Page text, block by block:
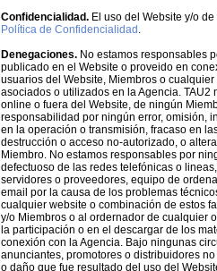
Confidencialidad. El uso del Website y/o
Política de Confidencialidad .
Denegaciones. No estamos responsables
publicado en el Website o proveido en
usuarios del Website, Miembros o
asociados o utilizados en la Agencia.
online o fuera del Website, de ningún
responsabilidad por ningún error, omisión,
en la operación o transmisión, fracaso en
destrucción o acceso no-autorizado, o
Miembro. No estamos responsables por
defectuoso de las redes telefónicas o
servidores o proveedores, equipo de
email por la causa de los problemas
cualquier website o combinación de estos
y/o Miembros o al ordernador de cualquier
la participación o en el descargar de los
conexión con la Agencia. Bajo ningunas
anunciantes, promotores o distribuidores
o daño que fue resultado del uso del